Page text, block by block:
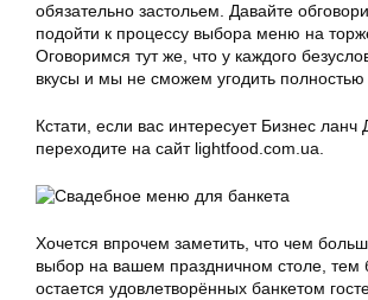
обязательно застольем. Давайте
подойти к процессу выбора меню на
Оговоримся тут же, что у каждого
вкусы и мы не сможем угодить полностью
Кстати, если вас интересует Бизнес ланч
переходите на сайт lightfood.com.ua.
Хочется впрочем заметить, что чем
выбор на вашем праздничном столе, тем
остается удовлетворённых банкетом